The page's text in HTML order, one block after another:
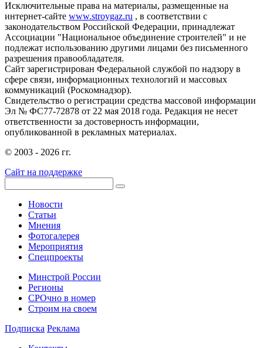
Исключительные права на материалы, размещенные на
интернет-сайте www.stroygaz.ru , в соответствии с
законодательством Российской Федерации, принадлежат
Ассоциации "Национальное объединение строителей" и не
подлежат использованию другими лицами без письменного
разрешения правообладателя.
Сайт зарегистрирован Федеральной службой по надзору в
сфере связи, информационных технологий и массовых
коммуникаций (Роскомнадзор).
Свидетельство о регистрации средства массовой информации
Эл № ФС77-72878 от 22 мая 2018 года. Редакция не несет
ответственности за достоверность информации,
опубликованной в рекламных материалах.
© 2003 - 2026 гг.
Сайт на поддержке
Новости
Статьи
Мнения
Фотогалерея
Мероприятия
Спецпроекты
Минстрой России
Регионы
СРОчно в номер
Строим на своем
Подписка Реклама